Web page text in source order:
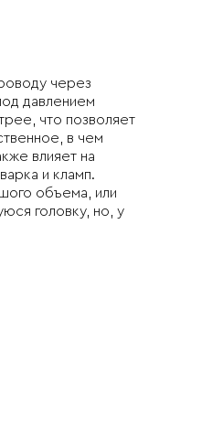
через
давлением
что позволяет
в чем
влияет на
и кламп.
объема, или
головку, но, у